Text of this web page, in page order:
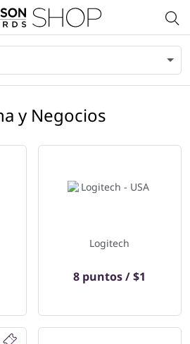
y Negocios
a continuación
Logitech
8 puntos / $1